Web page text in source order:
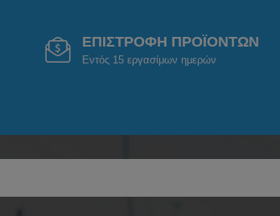
ΕΠΙΣΤΡΟΦΗ ΠΡΟΪΟΝΤΩΝ
Εντός 15 εργασίμων ημερών